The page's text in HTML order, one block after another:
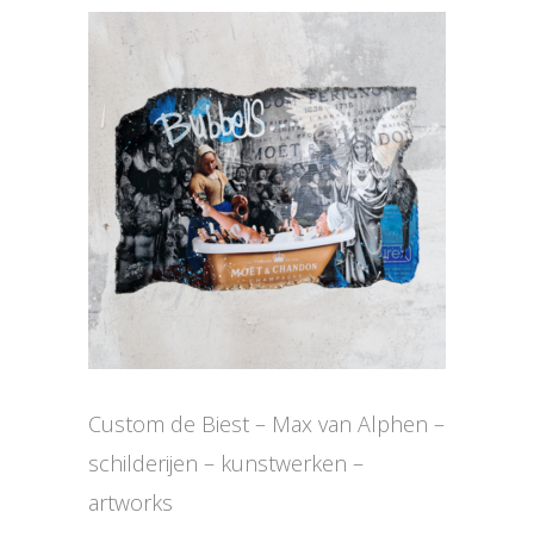
Custom de Biest – Max van Alphen –
schilderijen – kunstwerken –
artworks